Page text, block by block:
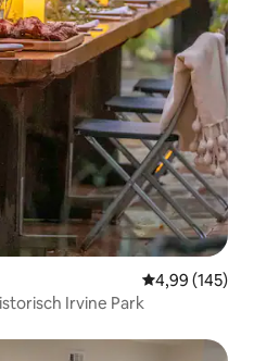
Gemiddelde
4,99 (145)
Irvine Park